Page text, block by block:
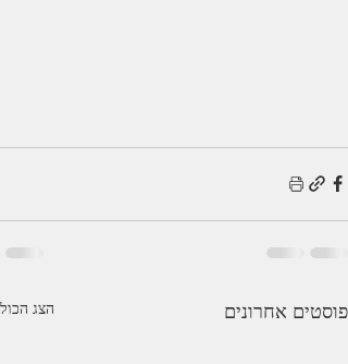
פוסטים אחרונים הצג הכול